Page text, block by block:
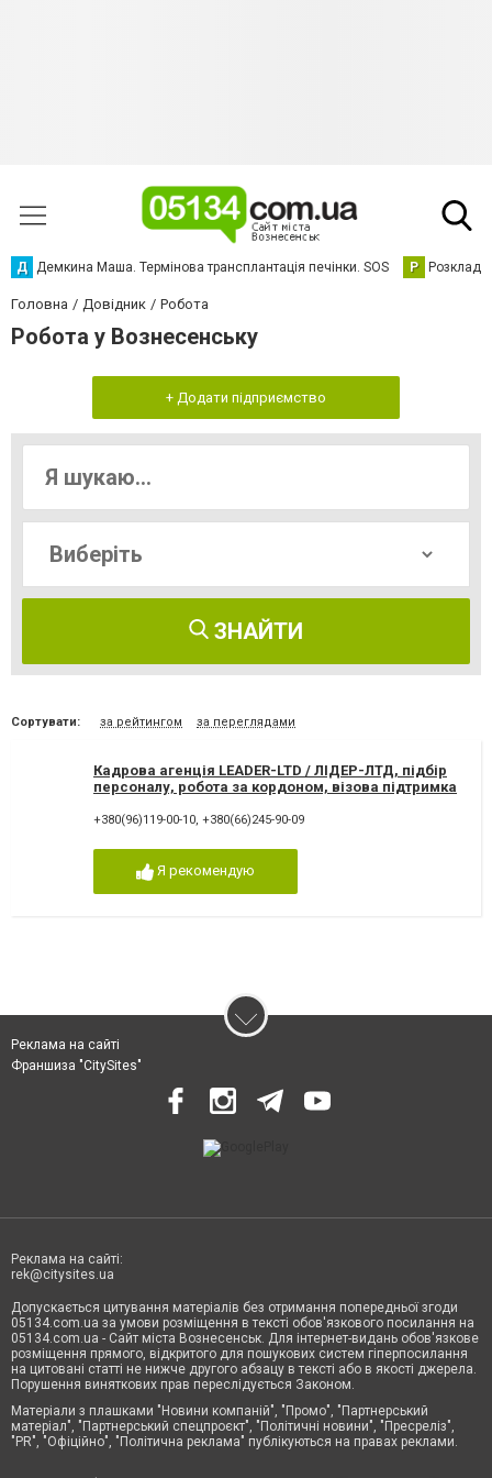
Д Демкина Маша. Термінова трансплантація печінки. SOS Р Розклад
Головна Довідник Робота
Робота у Вознесенську
+ Додати підприємство
ЗНАЙТИ
Сортувати: за рейтингом за переглядами
Кадрова агенція LEADER-LTD / ЛІДЕР-ЛТД, підбір
персоналу, робота за кордоном, візова підтримка
+380(96)119-00-10, +380(66)245-90-09
Я рекомендую
Реклама на сайті
Франшиза "CitySites"
Реклама на сайті:
rek@citysites.ua
Допускається цитування матеріалів без отримання попередньої згоди
05134.com.ua за умови розміщення в тексті обов'язкового посилання на
05134.com.ua - Сайт міста Вознесенськ. Для інтернет-видань обов'язкове
розміщення прямого, відкритого для пошукових систем гіперпосилання
на цитовані статті не нижче другого абзацу в тексті або в якості джерела.
Порушення виняткових прав переслідується Законом.
Матеріали з плашками "Новини компаній", "Промо", "Партнерський
матеріал", "Партнерський спецпроєкт", "Політичні новини", "Пресреліз",
"PR", "Офіційно", "Політична реклама" публікуються на правах реклами.